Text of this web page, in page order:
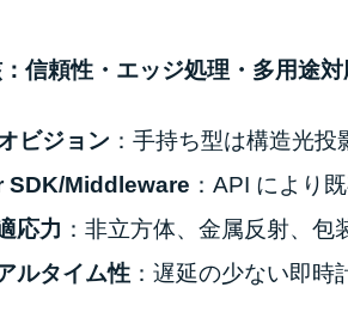
信頼性・エッジ処理・多用途対
ビジョン ：手持ち型は構造光
SDK/Middleware ：API により
応力 ：非立方体、金属反射、包
ルタイム性 ：遅延の少ない即時